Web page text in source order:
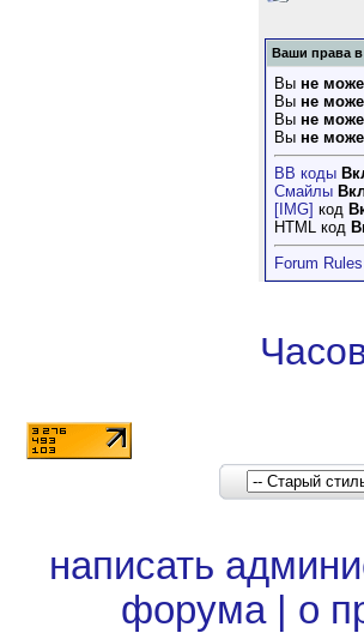
Ваши права в
Вы не
Вы не
Вы не
Вы не
BB коды
Смайлы
[IMG] код
HTML код
Forum Rules
написать
форума| о